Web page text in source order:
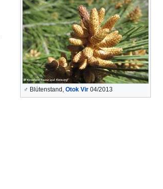
♂ Blütenstand, Otok Vir 04/2013